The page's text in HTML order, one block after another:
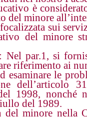
è
del minore
sui
del minore
Nel par.1, si
riferimento ai
esaminare le
dell’articolo
1998, nonché
del 1989.
minore nella